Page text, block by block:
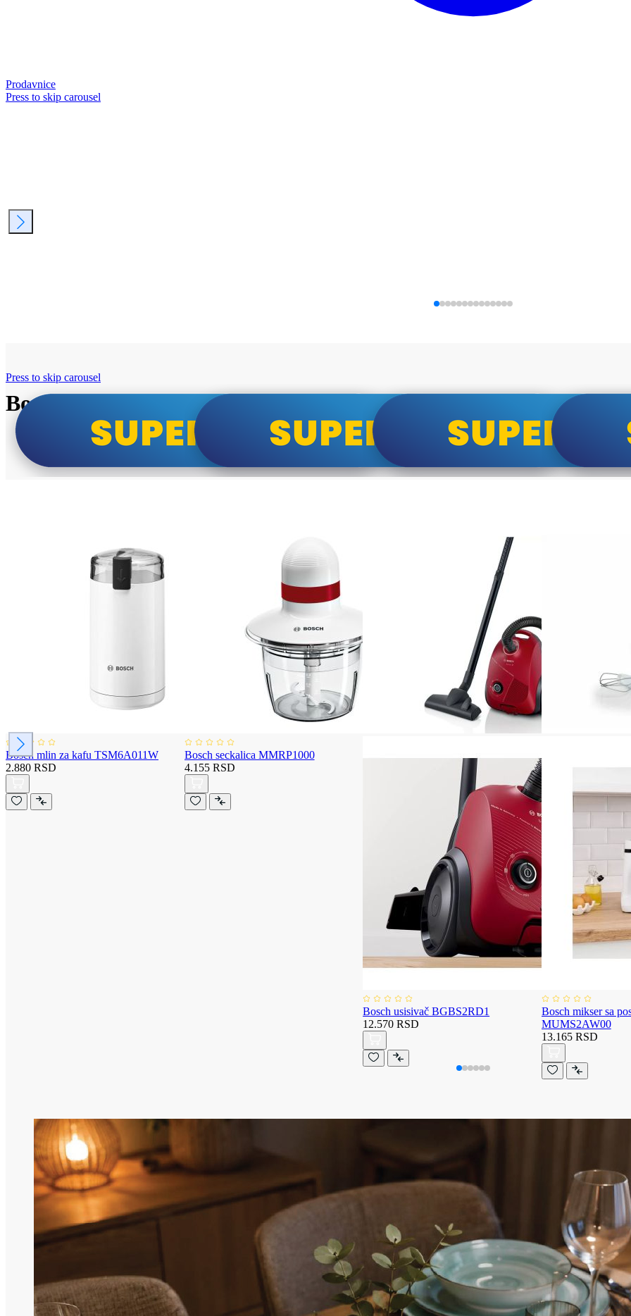
Prodavnice
Press to skip carousel
Bosch super cene
Press to skip carousel
Bosch mlin za kafu TSM6A011W
2.880 RSD
Bosch seckalica MMRP1000
4.155 RSD
Bosch usisivač BGBS2RD1
12.570 RSD
Bosch mikser sa
MUMS2AW00
13.165 RSD